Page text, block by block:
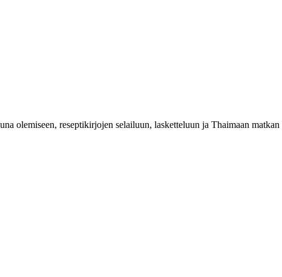
olemiseen, reseptikirjojen selailuun, lasketteluun ja Thaimaan